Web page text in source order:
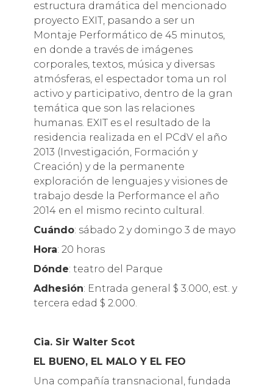
estructura dramática del mencionado
proyecto EXIT, pasando a ser un
Montaje Performático de 45 minutos,
en donde a través de imágenes
corporales, textos, música y diversas
atmósferas, el espectador toma un rol
activo y participativo, dentro de la gran
temática que son las relaciones
humanas. EXIT es el resultado de la
residencia realizada en el PCdV el año
2013 (Investigación, Formación y
Creación) y de la permanente
exploración de lenguajes y visiones de
trabajo desde la Performance el año
2014 en el mismo recinto cultural.
Cuándo: sábado 2 y domingo 3 de mayo
Hora: 20 horas
Dónde: teatro del Parque
Adhesión: Entrada general $ 3.000, est. y
tercera edad $ 2.000.
Cia. Sir Walter Scot
EL BUENO, EL MALO Y EL FEO
Una compañía transnacional, fundada